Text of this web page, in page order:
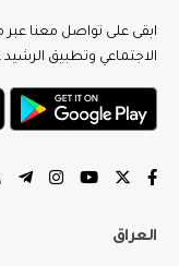
ابقى على تواصل معنا عبر
الاجتماعي وتطبيق الرشيد
العراق